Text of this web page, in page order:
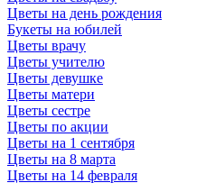
Цветы на день рождения
Букеты на юбилей
Цветы врачу
Цветы учителю
Цветы девушке
Цветы матери
Цветы сестре
Цветы по акции
Цветы на 1 сентября
Цветы на 8 марта
Цветы на 14 февраля